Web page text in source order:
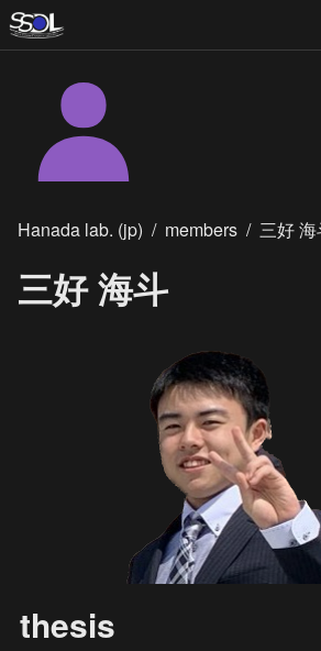
Hanada lab. (jp) / members / 三好
三好 海斗
thesis